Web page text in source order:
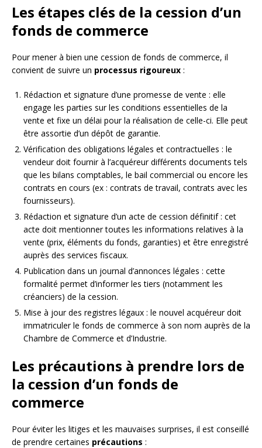
Les étapes clés de la cession d’un
fonds de commerce
Pour mener à bien une cession de fonds de commerce, il
convient de suivre un processus rigoureux :
Rédaction et signature d’une promesse de vente : elle
engage les parties sur les conditions essentielles de la
vente et fixe un délai pour la réalisation de celle-ci. Elle peut
être assortie d’un dépôt de garantie.
Vérification des obligations légales et contractuelles : le
vendeur doit fournir à l’acquéreur différents documents tels
que les bilans comptables, le bail commercial ou encore les
contrats en cours (ex : contrats de travail, contrats avec les
fournisseurs).
Rédaction et signature d’un acte de cession définitif : cet
acte doit mentionner toutes les informations relatives à la
vente (prix, éléments du fonds, garanties) et être enregistré
auprès des services fiscaux.
Publication dans un journal d’annonces légales : cette
formalité permet d’informer les tiers (notamment les
créanciers) de la cession.
Mise à jour des registres légaux : le nouvel acquéreur doit
immatriculer le fonds de commerce à son nom auprès de la
Chambre de Commerce et d’Industrie.
Les précautions à prendre lors de
la cession d’un fonds de
commerce
Pour éviter les litiges et les mauvaises surprises, il est conseillé
de prendre certaines précautions :